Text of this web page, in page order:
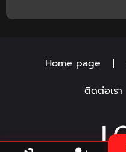
Home page
ติดต่อเรา